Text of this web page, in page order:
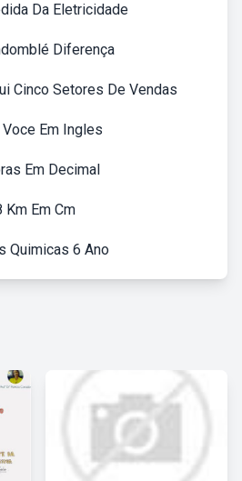
Da Eletricidade
Diferença
Cinco Setores De Vendas
Em Ingles
Em Decimal
Km Em Cm
Quimicas 6 Ano